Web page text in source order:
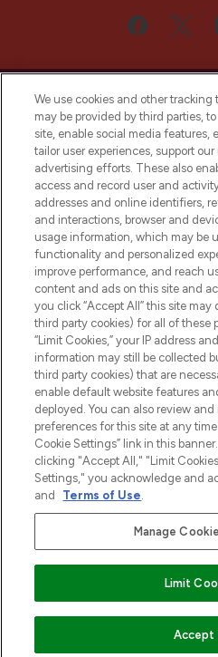
Bądź pierwszą osobą,
najnowszych
uznanych marek,
otrzyma ekskluzywne
z Sunday
Zgoda na
Do Not Sell or
POMOC &
WAŻNE
O
2026 The
Płać bezpiecznie za pomocą
We use cookies and other tracking
may be provided by third parties,
site, enable social media features,
tailor user experiences, support
advertising efforts. These also
access and record user and
addresses and online identifiers,
and interactions, browser and
usage information, which may be
functionality and personalized
improve performance, and reach
content and ads on this site and
you click “Accept All” this site
third party cookies) for all of these
“Limit Cookies,” your IP address
information may still be collected
third party cookies) that are
enable default website features
deployed. You can also review
preferences for this site at any
Cookie Settings” link in this
clicking "Accept All," "Limit
Settings," you acknowledge and
and
Terms of Use.
Manage
Limit
Accept